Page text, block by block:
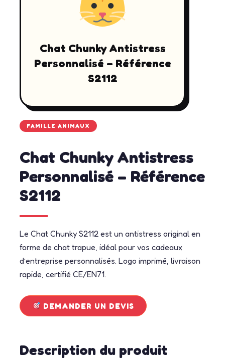
Chat Chunky Antistress
Personnalisé – Référence
S2112
FAMILLE ANIMAUX
Chat Chunky Antistress
Personnalisé – Référence
S2112
Le Chat Chunky S2112 est un antistress original en
forme de chat trapue, idéal pour vos cadeaux
d’entreprise personnalisés. Logo imprimé, livraison
rapide, certifié CE/EN71.
DEMANDER UN DEVIS
Description du produit